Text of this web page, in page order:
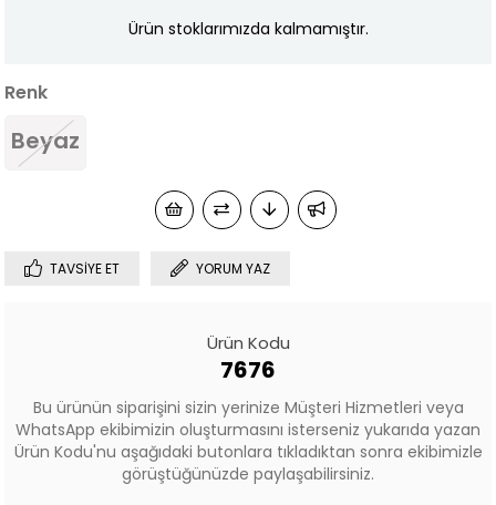
Ürün stoklarımızda kalmamıştır.
Renk
Beyaz
TAVSIYE ET YORUM YAZ
Ürün Kodu
7676
Bu ürünün siparişini sizin yerinize Müşteri Hizmetleri veya
WhatsApp ekibimizin oluşturmasını isterseniz yukarıda yazan
Ürün Kodu'nu aşağıdaki butonlara tıkladıktan sonra ekibimizle
görüştüğünüzde paylaşabilirsiniz.